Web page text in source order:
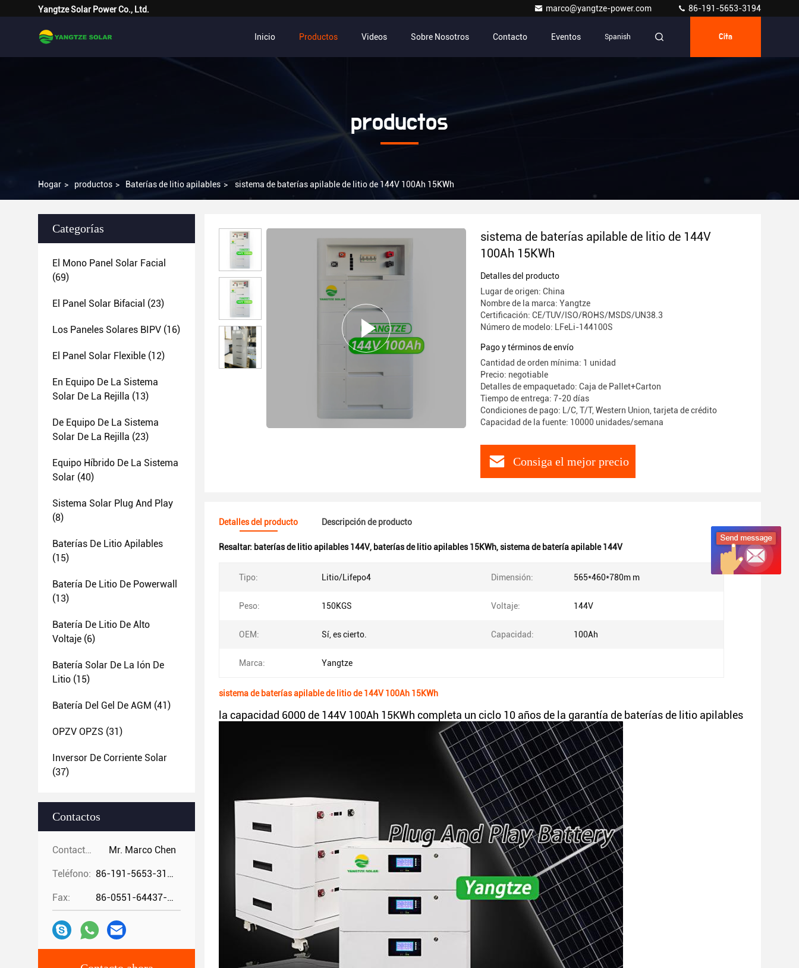
Yangtze Solar Power Co., Ltd. marco@yangtze-power.com 86-191-5653-3194
Inicio Productos Videos Sobre Nosotros Contacto Eventos Spanish Cita
productos
Hogar > productos > Baterías de litio apilables > sistema de baterías apilable de litio de 144V 100Ah 15KWh
Categorías
El Mono Panel Solar Facial
(69)
El Panel Solar Bifacial (23)
Los Paneles Solares BIPV (16)
El Panel Solar Flexible (12)
En Equipo De La Sistema
Solar De La Rejilla (13)
De Equipo De La Sistema
Solar De La Rejilla (23)
Equipo Híbrido De La Sistema
Solar (40)
Sistema Solar Plug And Play
(8)
Baterías De Litio Apilables
(15)
Batería De Litio De Powerwall
(13)
Batería De Litio De Alto
Voltaje (6)
Batería Solar De La Ión De
Litio (15)
Batería Del Gel De AGM (41)
OPZV OPZS (31)
Inversor De Corriente Solar
(37)
Contactos
Contactos: Mr. Marco Chen
Teléfono: 86-191-5653-3194
Fax: 86-0551-64437-729
sistema de baterías apilable de litio de 144V
100Ah 15KWh
Detalles del producto
Lugar de origen: China
Nombre de la marca: Yangtze
Certificación: CE/TUV/ISO/ROHS/MSDS/UN38.3
Número de modelo: LFeLi-144100S
Pago y términos de envío
Cantidad de orden mínima: 1 unidad
Precio: negotiable
Detalles de empaquetado: Caja de Pallet+Carton
Tiempo de entrega: 7-20 días
Condiciones de pago: L/C, T/T, Western Union, tarjeta de crédito
Capacidad de la fuente: 10000 unidades/semana
Consiga el mejor precio
Detalles del producto Descripción de producto
Resaltar: baterías de litio apilables 144V, baterías de litio apilables 15KWh,sistema de batería apilable 144V
Tipo: Litio/Lifepo4 Dimensión: 565*460*780m m
Peso: 150KGS Voltaje: 144V
OEM: Sí, es cierto. Capacidad: 100Ah
Marca: Yangtze
sistema de baterías apilable de litio de 144V 100Ah 15KWh
la capacidad 6000 de 144V 100Ah 15KWh completa un ciclo 10 años de la garantía de baterías de litio apilables